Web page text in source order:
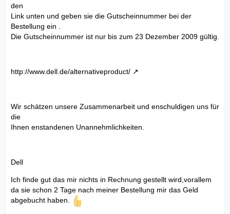
den
Link unten und geben sie die Gutscheinnummer bei der
Bestellung ein .
Die Gutscheinnummer ist nur bis zum 23 Dezember 2009 gültig.
http://www.dell.de/alternativeproduct/
Wir schätzen unsere Zusammenarbeit und enschuldigen uns für
die
Ihnen enstandenen Unannehmlichkeiten.
Dell
Ich finde gut das mir nichts in Rechnung gestellt wird,vorallem
da sie schon 2 Tage nach meiner Bestellung mir das Geld
abgebucht haben.